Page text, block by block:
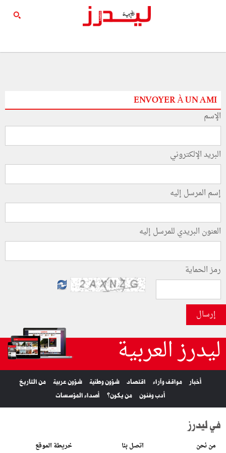
ENVOYER À UN AMI
الإسم
البريد الإلكتروني
إسم المرسل إليه
العنون البريدي للمرسل إليه
رمز الحماية
إرسال
ليدرز العربية
أخبار مواقف وآراء اقتصاد شؤون وطنية شؤون عربية
من التاريخ
أدب وفنون
من يكون؟ أصداء المؤسسات
في ليدرز
من نحن اتصل بنا خريطة الموقع